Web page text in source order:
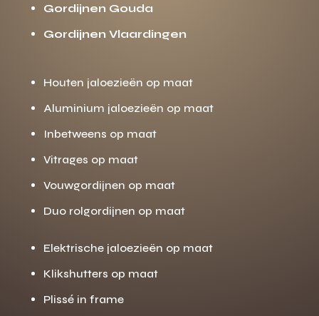
Gordijnen Gouda
Gordijnen Vlaardingen
Houten jaloezieën op maat
Aluminium jaloezieën op maat
Inbetweens op maat
Vitrages op maat
Vouwgordijnen op maat
Duo rolgordijnen op maat
Elektrische jaloezieën op maat
Klikshutters op maat
Plissé in frame